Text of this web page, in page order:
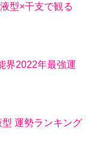
型×干支で観る
界2022年最強運
運勢ランキング